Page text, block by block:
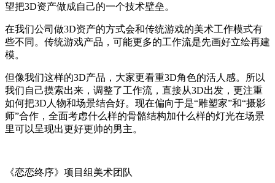
望把3D资产做成自己的一个技术壁垒。
在我们公司做3D资产的方式会和传统游戏的美术工作模式有
些不同。传统游戏产品，可能更多的工作流是先画好立绘再建
模。
但像我们这样的3D产品，大家更看重3D角色的活人感。所以
我们自己摸索出来，调整了工作流，直接从3D出发，更注重
如何把3D人物和场景结合好。现在偏向于是“雕塑家”和“摄影
师”合作，全面考虑什么样的骨骼结构加什么样的灯光在场景
里可以呈现出更好更帅的男主。
《恋恋终序》项目组美术团队